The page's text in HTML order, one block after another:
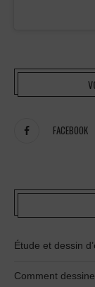
FACEBOOK
Étude et dessin
Comment